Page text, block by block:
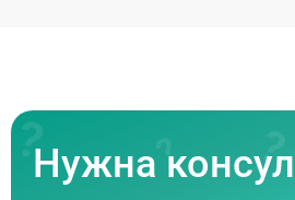
Нужна